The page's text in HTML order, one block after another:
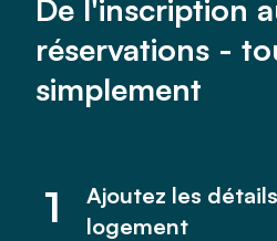
De l'inscription
réservations -
simplement
1
Ajoutez les
logement